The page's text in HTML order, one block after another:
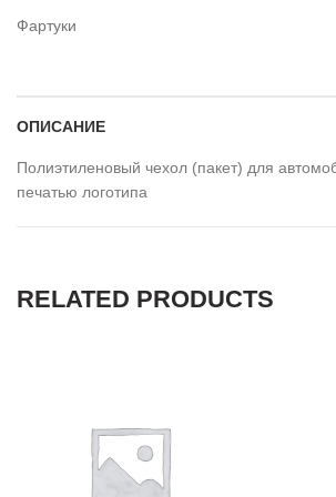
Фартуки
ОПИСАНИЕ
Полиэтиленовый чехол (пакет) для
печатью логотипа
RELATED PRODUCTS